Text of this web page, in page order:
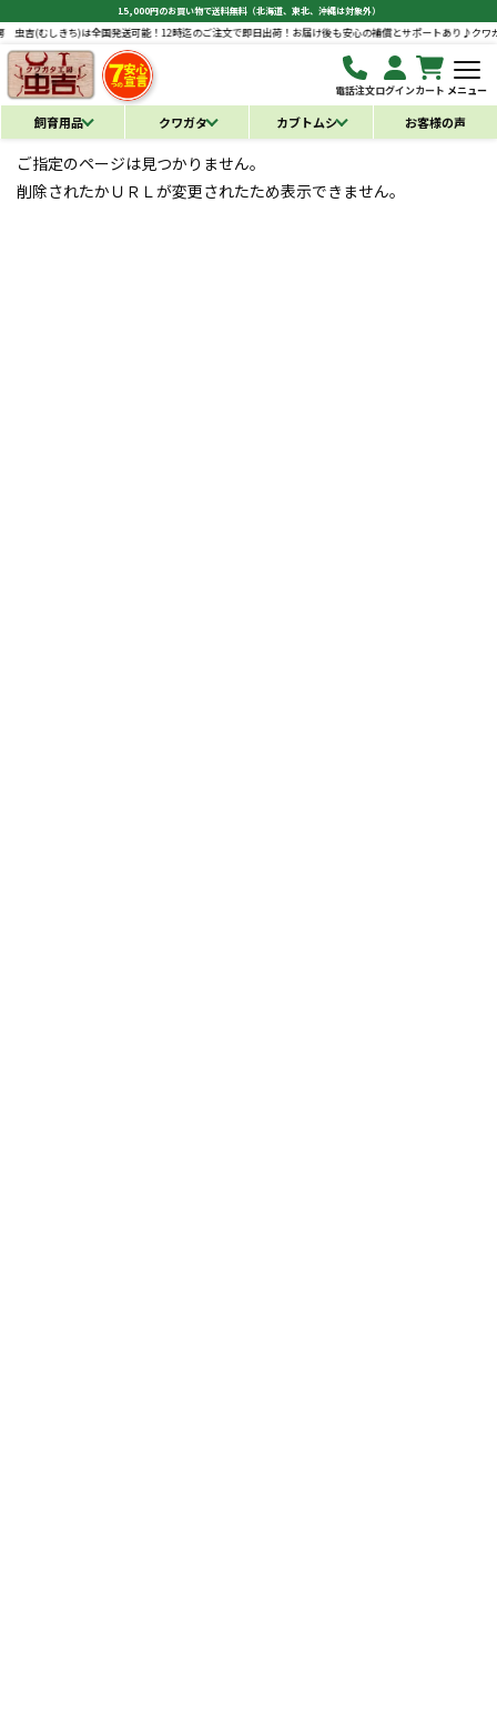
15,000円のお買い物で送料無料（北海道、東北、沖縄は対象外）
クワガ
(むしきち)は全国発送可能！12時迄のご注文で即日出荷！お届け後も安心の補償とサポートあり♪
電話注文ログインカート メニュー
飼育用品 クワガタ カブトムシ お客様の声
ご指定のページは見つかりません。
削除されたかＵＲＬが変更されたため表示できません。